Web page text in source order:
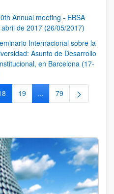
Annual meeting - EBSA
de 2017 (26/05/2017)
Internacional sobre la
Asunto de Desarrollo
en Barcelona (17-
Use TAB para desplazarse.
PáginaPágina
19 ...Páginas intermedias
Página
79